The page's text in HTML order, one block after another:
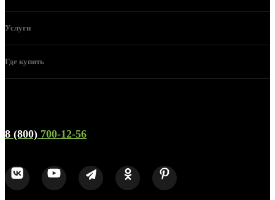
Услуги
Где купить
8 (800) 700-12-56